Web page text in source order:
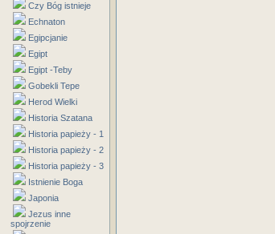
Czy Bóg istnieje
Echnaton
Egipcjanie
Egipt
Egipt -Teby
Gobekli Tepe
Herod Wielki
Historia Szatana
Historia papieży - 1
Historia papieży - 2
Historia papieży - 3
Istnienie Boga
Japonia
Jezus inne
spojrzenie